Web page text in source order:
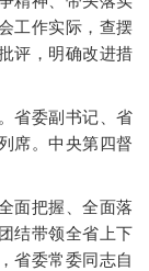
工作实际，查摆
评，明确改进措
省委副书记、省
席。中央第四督
面把握、全面落
结带领全省上下
省委常委同志自